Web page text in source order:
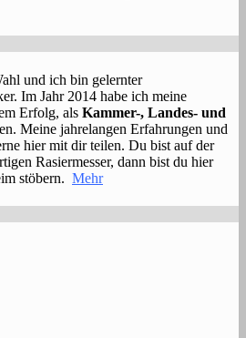
und ich bin gelernter
Im Jahr 2014 habe ich meine
Erfolg, als Kammer-, Landes- und
Meine jahrelangen Erfahrungen und
hier mit dir teilen. Du bist auf der
Rasiermesser, dann bist du hier
stöbern. Mehr